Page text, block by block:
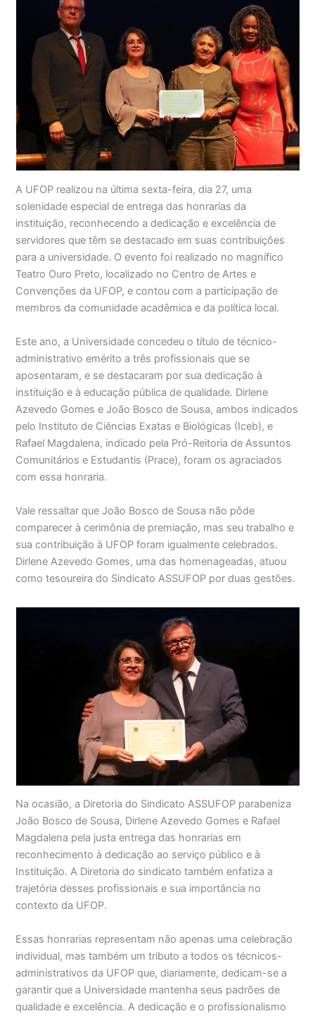
A UFOP realizou na última sexta-feira, dia 27, uma
solenidade especial de entrega das honrarias da
instituição, reconhecendo a dedicação e excelência de
servidores que têm se destacado em suas contribuições
para a universidade. O evento foi realizado no magnífico
Teatro Ouro Preto, localizado no Centro de Artes e
Convenções da UFOP, e contou com a participação de
membros da comunidade acadêmica e da política local.
Este ano, a Universidade concedeu o título de técnico-
administrativo emérito a três profissionais que se
aposentaram, e se destacaram por sua dedicação à
instituição e à educação pública de qualidade. Dirlene
Azevedo Gomes e João Bosco de Sousa, ambos indicados
pelo Instituto de Ciências Exatas e Biológicas (Iceb), e
Rafael Magdalena, indicado pela Pró-Reitoria de Assuntos
Comunitários e Estudantis (Prace), foram os agraciados
com essa honraria.
Vale ressaltar que João Bosco de Sousa não pôde
comparecer à cerimônia de premiação, mas seu trabalho e
sua contribuição à UFOP foram igualmente celebrados.
Dirlene Azevedo Gomes, uma das homenageadas, atuou
como tesoureira do Sindicato ASSUFOP por duas gestões.
Na ocasião, a Diretoria do Sindicato ASSUFOP parabeniza
João Bosco de Sousa, Dirlene Azevedo Gomes e Rafael
Magdalena pela justa entrega das honrarias em
reconhecimento à dedicação ao serviço público e à
Instituição. A Diretoria do sindicato também enfatiza a
trajetória desses profissionais e sua importância no
contexto da UFOP.
Essas honrarias representam não apenas uma celebração
individual, mas também um tributo a todos os técnicos-
administrativos da UFOP que, diariamente, dedicam-se a
garantir que a Universidade mantenha seus padrões de
qualidade e excelência. A dedicação e o profissionalismo